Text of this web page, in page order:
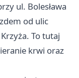
ul. Bolesława
od ulic
To tutaj
krwi oraz